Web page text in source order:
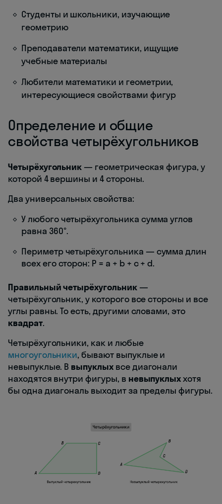
Студенты и школьники, изучающие
геометрию
Преподаватели математики, ищущие
учебные материалы
Любители математики и геометрии,
интересующиеся свойствами фигур
Определение и общие
свойства четырёхугольников
Четырёхугольник — геометрическая фигура, у
которой 4 вершины и 4 стороны.
Два универсальных свойства:
У любого четырёхугольника сумма углов
равна 360°.
Периметр четырёхугольника — сумма длин
всех его сторон: P = a + b + c + d.
Правильный четырёхугольник—
четырёхугольник, у которого все стороны и все
углы равны. То есть, другими словами, это
квадрат.
Четырёхугольники, как и любые
многоугольники, бывают выпуклые и
невыпуклые. В выпуклыхвсе диагонали
находятся внутри фигуры, в невыпуклыххотя
бы одна диагональ выходит за пределы фигуры.